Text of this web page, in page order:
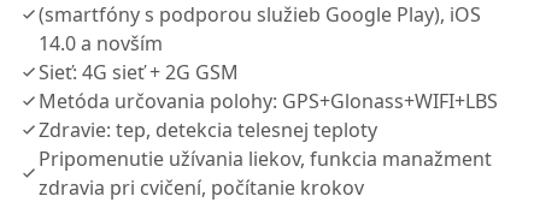
(smartfóny s podporou služieb Google Play), iOS
14.0 a novším
Sieť: 4G sieť + 2G GSM
Metóda určovania polohy: GPS+Glonass+WIFI+LBS
Zdravie: tep, detekcia telesnej teploty
Pripomenutie užívania liekov, funkcia manažment
zdravia pri cvičení, počítanie krokov